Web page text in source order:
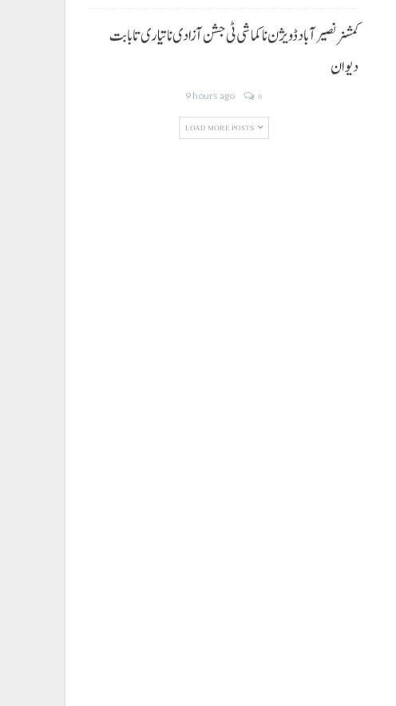
کمشنر نصیر آباد ڈویژن نا کماشی ٹی جشن آزادی نا تیاری تا بابت
دیوان
9 hours ago 0
LOAD MORE POSTS